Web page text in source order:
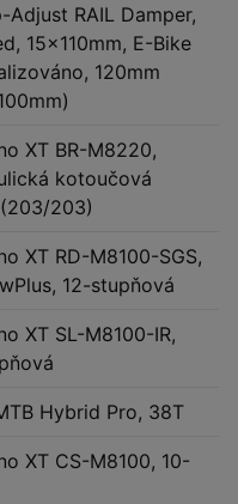
Adjust RAIL Damper,
15x110mm, E-Bike
120mm
XT BR-M8220,
kotoučová
203)
XT RD-M8100-SGS,
12-stupňová
XT SL-M8100-IR,
Hybrid Pro, 38T
XT CS-M8100, 10-